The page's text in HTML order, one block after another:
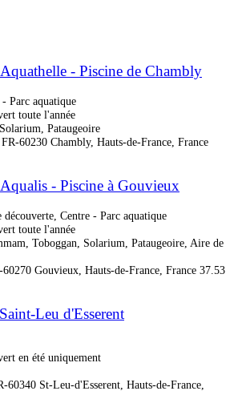
- Piscine de Chambly
Parc aquatique
toute l'année
Pataugeoire
60230 Chambly, Hauts-de-France, France
- Piscine à Gouvieux
Centre - Parc aquatique
toute l'année
Toboggan, Solarium, Pataugeoire, Aire de
Gouvieux, Hauts-de-France, France 37.53
Leu d'Esserent
en été uniquement
60340 St-Leu-d'Esserent, Hauts-de-France,